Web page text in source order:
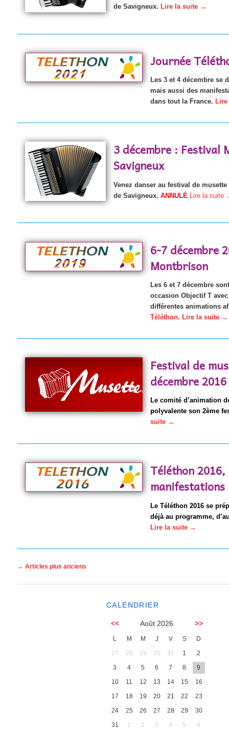
de Savigneux. Lire la suite →
Journée
Les 3 et 4 décembre se
mais aussi des
dans tout la France.
3 décembre : Festival
Savigneux
Venez danser au festival de
de Savigneux.ANNULÉ Lire la suite
6-7 décembre
Montbrison
Les 6 et 7 décembre
occasion Objectif T
différentes animations
Téléthon. Lire la suite →
Festival de
décembre
Le comité d’animation
polyvalente son 2ème
suite →
Téléthon
manifestations
Le Téléthon 2016 se
déjà au programme,
Lire la suite →
Navigation des articles
← Articles plus anciens
CALENDRIER
<< Août 2026 >>
L M M J V S
D
27
28 29 30 31 1
2
3
4 5 6 7 8
9
10
11 12 13 14 15
16
17
18 19 20 21 22
23
24
25 26 27 28 29
30
31
1 2 3 4 5 6